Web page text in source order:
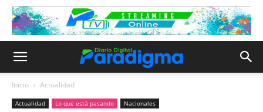
Inicio Actualidad
Actualidad Lo que está pasando Nacionales